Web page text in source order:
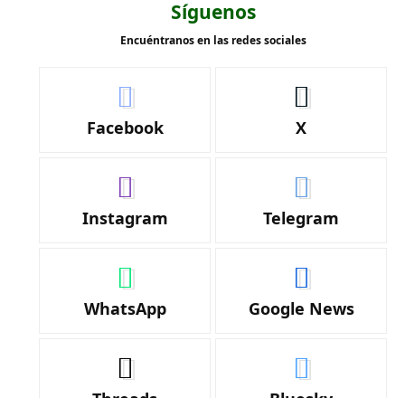
Síguenos
Encuéntranos en las redes sociales
Facebook X
Instagram Telegram
WhatsApp Google News